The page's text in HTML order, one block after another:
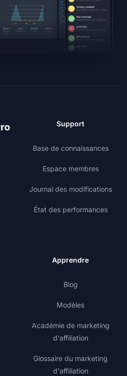
Support
Base de connaissances
Espace membres
Journal des modifications
État des performances
Apprendre
Blog
Modèles
Académie de marketing
d'affiliation
Glossaire du marketing
d'affiliation